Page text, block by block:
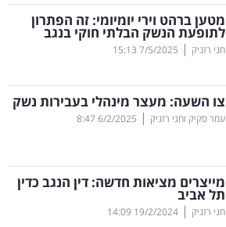
מטען ברהט וירי יומיומי: זה הפתרון
לתופעת הנשק הבלתי חוקי בנגב
חגי רזניק |
7/5/2025
15:13
צו השעה: מעצר מינהלי בעבירות נשק
עמר סקיק וחגי רזניק |
6/2/2025
8:47
מייצרים מציאות חדשה: דין הנגב כדין
תל אביב
חגי רזניק |
19/2/2024
14:09